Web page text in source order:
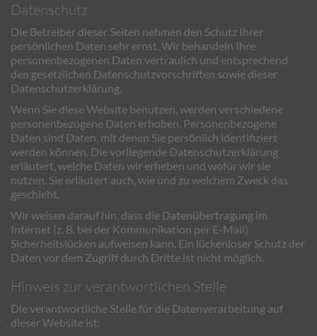
Datenschutz
Die Betreiber dieser Seiten nehmen den Schutz Ihrer
persönlichen Daten sehr ernst. Wir behandeln Ihre
personenbezogenen Daten vertraulich und entsprechend
den gesetzlichen Datenschutzvorschriften sowie dieser
Datenschutzerklärung.
Wenn Sie diese Website benutzen, werden verschiedene
personenbezogene Daten erhoben. Personenbezogene
Daten sind Daten, mit denen Sie persönlich identifiziert
werden können. Die vorliegende Datenschutzerklärung
erläutert, welche Daten wir erheben und wofür wir sie
nutzen. Sie erläutert auch, wie und zu welchem Zweck das
geschieht.
Wir weisen darauf hin, dass die Datenübertragung im
Internet (z. B. bei der Kommunikation per E-Mail)
Sicherheitslücken aufweisen kann. Ein lückenloser Schutz der
Daten vor dem Zugriff durch Dritte ist nicht möglich.
Hinweis zur verantwortlichen Stelle
Die verantwortliche Stelle für die Datenverarbeitung auf
dieser Website ist: